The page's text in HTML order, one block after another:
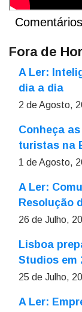
Comentários
Fora de
A Ler:
dia a dia
2 de Agosto,
Conheça
turistas na
1 de Agosto,
A Ler:
Resolução
26 de Julho,
Lisboa
Studios em
25 de Julho,
A Ler: